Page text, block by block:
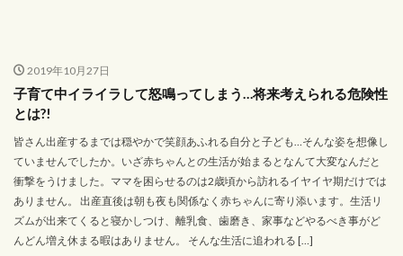
2019年10月27日
子育て中イライラして怒鳴ってしまう…将来考えられる危険性
とは?!
皆さん出産するまでは穏やかで笑顔あふれる自分と子ども…そんな姿を想像し
ていませんでしたか。いざ赤ちゃんとの生活が始まるとなんて大変なんだと
衝撃をうけました。ママを困らせるのは2歳頃から訪れるイヤイヤ期だけでは
ありません。 出産直後は朝も夜も関係なく赤ちゃんに寄り添います。生活リ
ズムが出来てくると寝かしつけ、離乳食、歯磨き、家事などやるべき事がど
んどん増え休まる暇はありません。 そんな生活に追われる […]